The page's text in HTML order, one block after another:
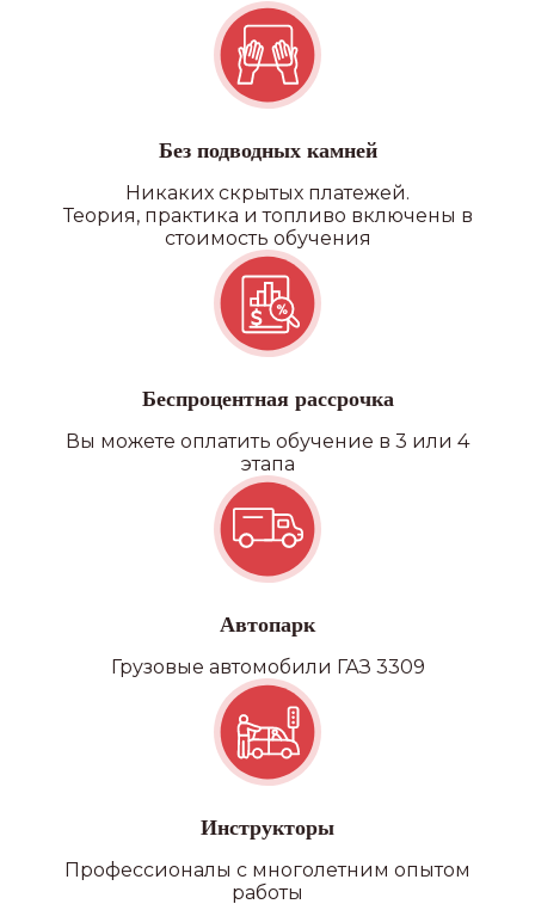
Без подводных камней
Никаких скрытых платежей.
Теория, практика и топливо включены в
стоимость обучения
Беспроцентная рассрочка
Вы можете оплатить обучение в 3 или 4
этапа
Автопарк
Грузовые автомобили ГАЗ 3309
Инструкторы
Профессионалы с многолетним опытом
работы
Квадроцикл/снегоход